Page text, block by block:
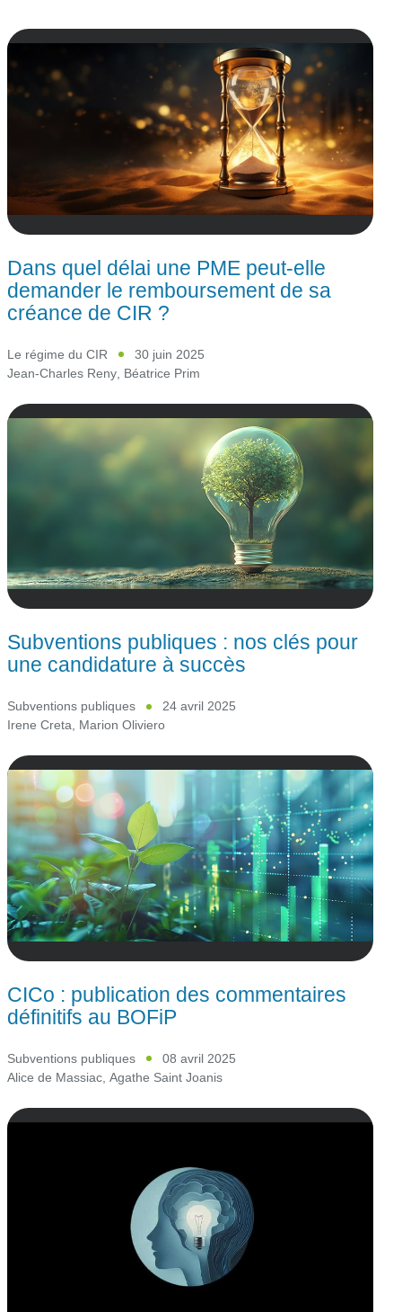
Dans quel délai une PME peut-elle
demander le remboursement de sa
créance de CIR ?
Le régime du CIR
30 juin 2025
Jean-Charles Reny Béatrice Prim
Subventions publiques : nos clés pour
une candidature à succès
Subventions publiques
24 avril 2025
Irene Creta, Marion Oliviero
CICo : publication des commentaires
définitifs au BOFiP
Subventions publiques
08 avril 2025
Alice de Massiac, Agathe Saint Joanis